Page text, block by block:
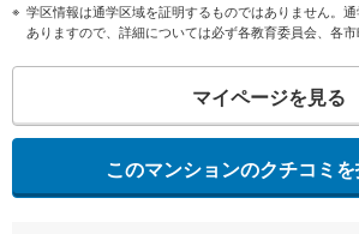
学区情報は通学区域を証明するものではありません。
ありますので、詳細については必ず各教育委員会、各市
マイページを見る
このマンションのクチコミ